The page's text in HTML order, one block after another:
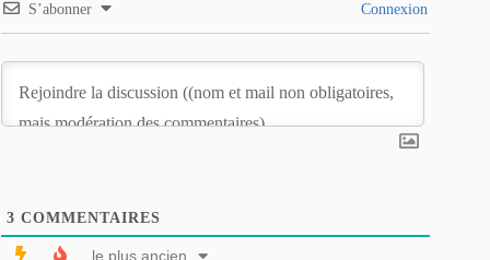
S’abonner Connexion
3 COMMENTAIRES
le plus ancien